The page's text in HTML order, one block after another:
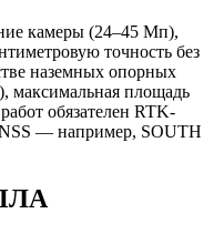
камеры (24–45 Мп),
точность без
наземных опорных
максимальная площадь
обязателен RTK-
— например, SOUTH